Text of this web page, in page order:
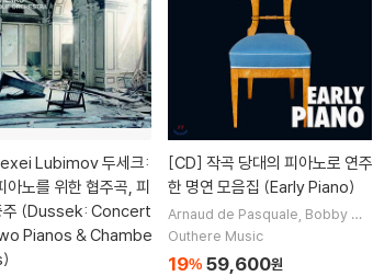
Lubimov 두세크:
아노를 위한 협주곡, 피
주 (Dussek: Concert
Pianos & Chambe
[CD] 작곡 당대의 피아노로 연주
한 명연 모음집 (Early Piano)
Arnaud de Pasquale Bobby Mit
chell Alexei Lubimov
Outhere Music
19% 59,600원